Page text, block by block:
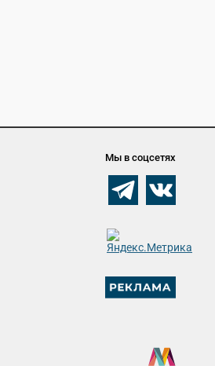
Мы в соцсетях